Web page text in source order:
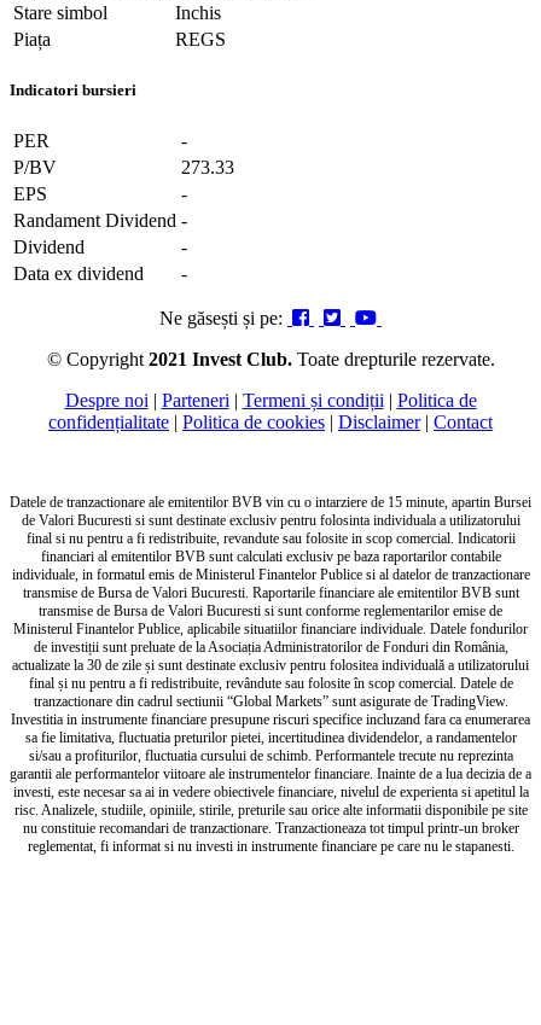
Stare simbol
Inchis
Piața
REGS
Indicatori bursieri
PER
-
P/BV
273.33
EPS
-
Randament Dividend -
Dividend
-
Data ex dividend
-
Ne găsești și pe:
© Copyright 2021 Invest Club. Toate drepturile rezervate.
Despre noi | Parteneri | Termeni și condiții | Politica de
confidențialitate | Politica de cookies | Disclaimer| Contact
Datele de tranzactionare ale emitentilor BVB vin cu o intarziere de 15 minute, apartin Bursei
de Valori Bucuresti si sunt destinate exclusiv pentru folosinta individuala a utilizatorului
final si nu pentru a fi redistribuite, revandute sau folosite in scop comercial. Indicatorii
financiari al emitentilor BVB sunt calculati exclusiv pe baza raportarilor contabile
individuale, in formatul emis de Ministerul Finantelor Publice si al datelor de tranzactionare
transmise de Bursa de Valori Bucuresti. Raportarile financiare ale emitentilor BVB sunt
transmise de Bursa de Valori Bucuresti si sunt conforme reglementarilor emise de
Ministerul Finantelor Publice, aplicabile situatiilor financiare individuale. Datele fondurilor
de investiții sunt preluate de la Asociația Administratorilor de Fonduri din România,
actualizate la 30 de zile și sunt destinate exclusiv pentru folositea individuală a utilizatorului
final și nu pentru a fi redistribuite, revândute sau folosite în scop comercial. Datele de
tranzactionare din cadrul sectiunii “Global Markets” sunt asigurate de TradingView.
Investitia in instrumente financiare presupune riscuri specifice incluzand fara ca enumerarea
sa fie limitativa, fluctuatia preturilor pietei, incertitudinea dividendelor, a randamentelor
si/sau a profiturilor, fluctuatia cursului de schimb. Performantele trecute nu reprezinta
garantii ale performantelor viitoare ale instrumentelor financiare. Inainte de a lua decizia de a
investi, este necesar sa ai in vedere obiectivele financiare, nivelul de experienta si apetitul la
risc. Analizele, studiile, opiniile, stirile, preturile sau orice alte informatii disponibile pe site
nu constituie recomandari de tranzactionare. Tranzactioneaza tot timpul printr-un broker
reglementat, fi informat si nu investi in instrumente financiare pe care nu le stapanesti.